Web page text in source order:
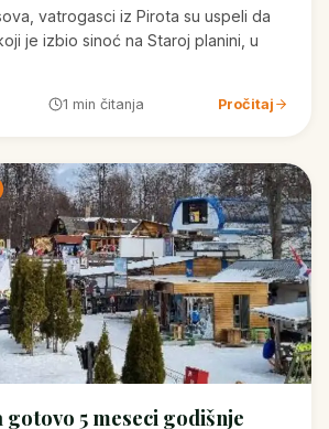
vatrogasci iz Pirota su uspeli da
je izbio sinoć na Staroj planini, u
1 min čitanja Pročitaj
5 meseci godišnje